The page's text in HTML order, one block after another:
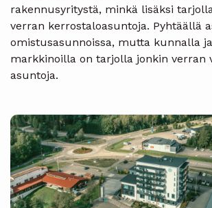
rakennusyritystä, minkä lisäksi
verran kerrostaloasuntoja. Pyhtäällä
omistusasunnoissa, mutta kunnalla
markkinoilla on tarjolla jonkin verran
asuntoja.